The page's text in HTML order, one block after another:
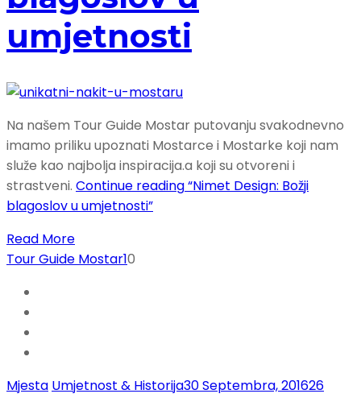
umjetnosti
Na našem Tour Guide Mostar putovanju svakodnevno
imamo priliku upoznati Mostarce i Mostarke koji nam
služe kao najbolja inspiracija.a koji su otvoreni i
strastveni. Continue reading“Nimet Design: Božji
blagoslov u umjetnosti”
Read More
Tour Guide Mostar10
Mjesta Umjetnost & Historija30 Septembra, 201626